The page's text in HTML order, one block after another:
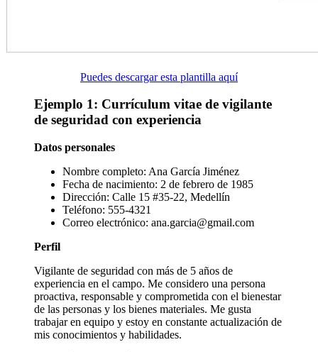
Puedes descargar esta plantilla aquí
Ejemplo 1: Currículum vitae de vigilante
de seguridad con experiencia
Datos personales
Nombre completo: Ana García Jiménez
Fecha de nacimiento: 2 de febrero de 1985
Dirección: Calle 15 #35-22, Medellín
Teléfono: 555-4321
Correo electrónico: ana.garcia@gmail.com
Perfil
Vigilante de seguridad con más de 5 años de
experiencia en el campo. Me considero una persona
proactiva, responsable y comprometida con el bienestar
de las personas y los bienes materiales. Me gusta
trabajar en equipo y estoy en constante actualización de
mis conocimientos y habilidades.